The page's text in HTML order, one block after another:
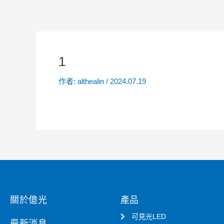
1
作者: althealin / 2024.07.19
關於億光 產品
可見光LED